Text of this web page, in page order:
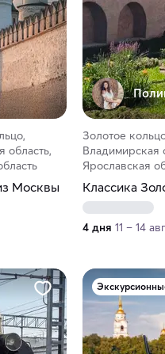
область,
Москвы
Золотое
Владимирская
Ярославская
Классика
4 дня 11 – 14